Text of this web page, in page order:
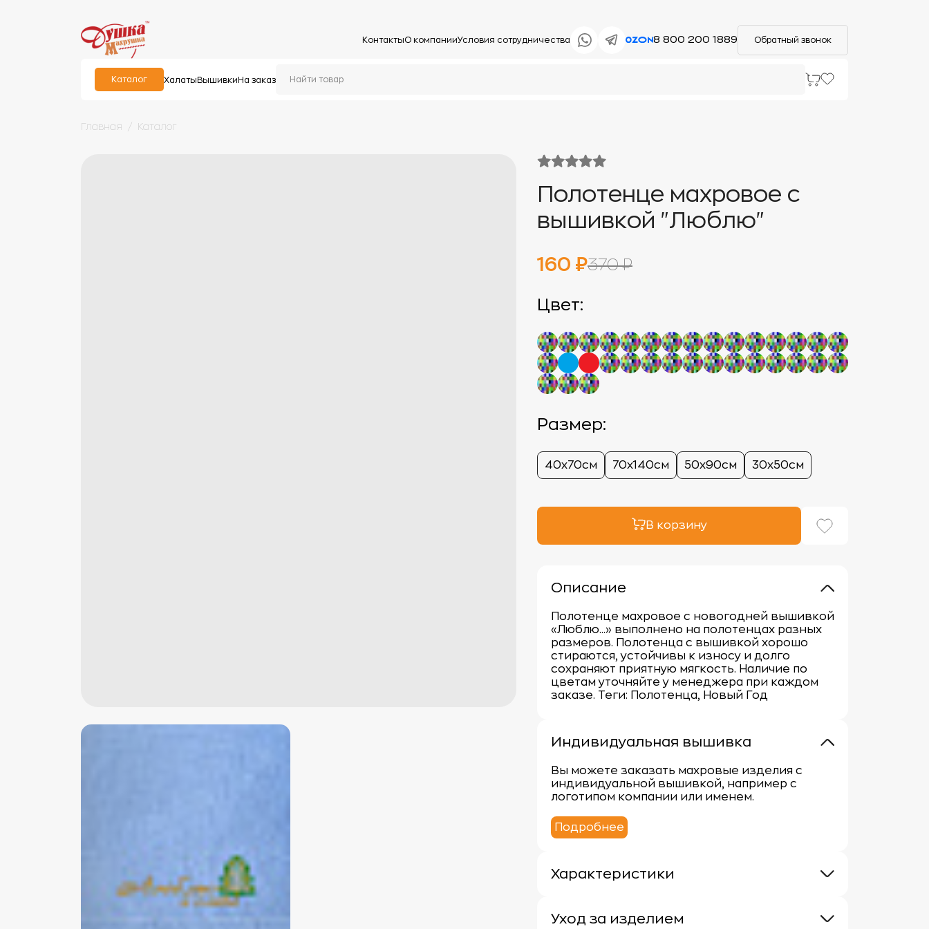
КонтактыО компанииУсловия сотрудничества 8 800 200 1889 Обратный звонок
Каталог Халаты Вышивки На заказ
Главная Каталог
Полотенце махровое с
вышивкой "Люблю"
160 ₽370 ₽
Цвет:
Размер:
40х70см 70х140см 50х90см 30х50см
В корзину
Описание
Полотенце махровое с новогодней вышивкой
«Люблю...» выполнено на полотенцах разных
размеров. Полотенца с вышивкой хорошо
стираются, устойчивы к износу и долго
сохраняют приятную мягкость. Наличие по
цветам уточняйте у менеджера при каждом
заказе. Теги: Полотенца, Новый Год
Индивидуальная вышивка
Вы можете заказать махровые изделия с
индивидуальной вышивкой, например с
логотипом компании или именем.
Подробнее
Характеристики
Материал: 100% хлопок
Уход за изделием